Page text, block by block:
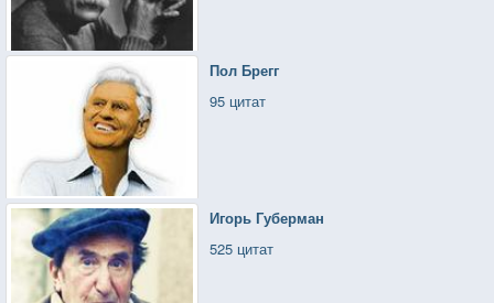
Пол Брегг
95 цитат
Игорь Губерман
525 цитат